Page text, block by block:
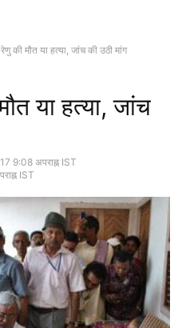
की मौत या हत्या, जांच की उठी मांग
या हत्या, जांच
9:08 अपराह्न IST
IST